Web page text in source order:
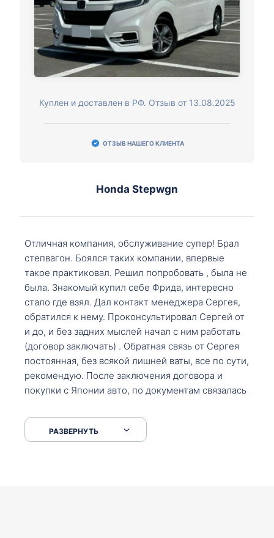
Куплен и доставлен в РФ. Отзыв от 13.08.2025
ОТЗЫВ НАШЕГО КЛИЕНТА
Honda Stepwgn
Отличная компания, обслуживание супер! Брал
степвагон. Боялся таких компании, впервые
такое практиковал. Решил попробовать , была не
была. Знакомый купил себе Фрида, интересно
стало где взял. Дал контакт менеджера Сергея,
обратился к нему. Проконсультировал Сергей от
и до, и без задних мыслей начал с ним работать
(договор заключать) . Обратная связь от Сергея
постоянная, без всякой лишней ваты, все по сути,
рекомендую. После заключения договора и
покупки с Японии авто, по документам связалась
что заполнить, куда зайти, образцы и т.д. После
приехал за авто. Меня тепло встретили Сергей с
РАЗВЕРНУТЬ